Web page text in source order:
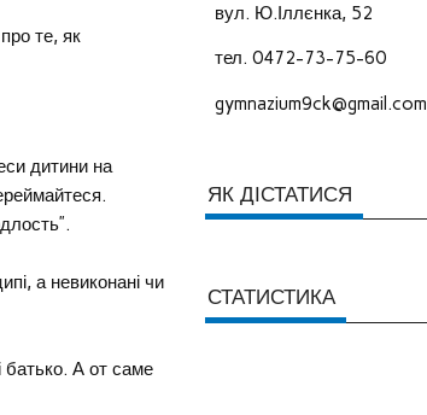
те, як
дитини на
а невиконані чи
батько. А от саме
вул. Ю.Іллєнка, 52
тел. 0472-73-75-60
gymnazium9ck@gmail.com
ЯК ДІСТАТИСЯ
СТАТИСТИКА